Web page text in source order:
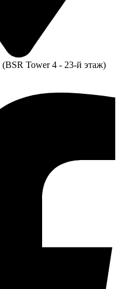
Tower 4 - 23-й этаж)